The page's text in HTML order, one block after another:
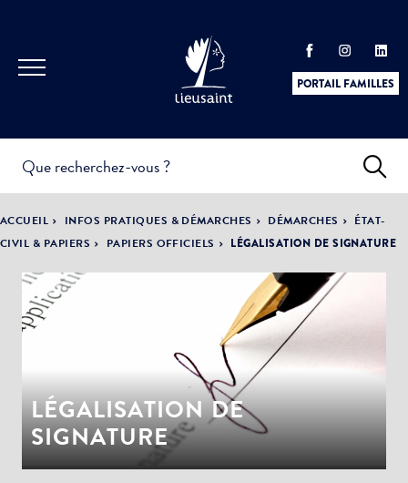
PORTAIL FAMILLES
PRATIQUES &
DÉMARCHES
ACTUALITÉS &
ÉVÈNEMENTS
DÉMOCRATIE
PARTICIPATIVE
ACCUEIL INFOS PRATIQUES & DÉMARCHES DÉMARCHES
ÉTAT-
CIVIL & PAPIERS
PAPIERS OFFICIELS LÉGALISATION DE SIGNATURE
LÉGALISATION DE
SIGNATURE